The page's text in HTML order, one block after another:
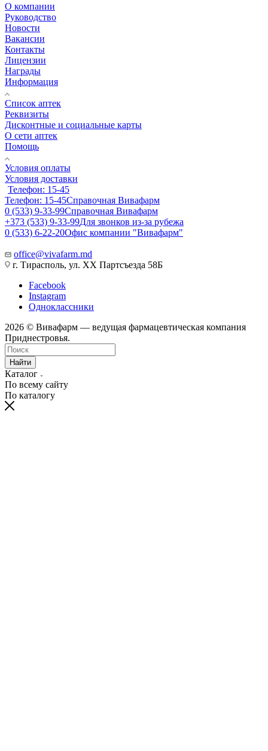
О компании
Руководство
Новости
Вакансии
Контакты
Лицензии
Награды
Информация
Список аптек
Реквизиты
Дисконтные и социальные карты
О сети аптек
Помощь
Условия оплаты
Условия доставки
Телефон: 15-45
Телефон: 15-45Справочная Вивафарм
0 (533) 9-33-99Справочная Вивафарм
+373 (533) 9-33-99Для звонков из-за рубежа
0 (533) 6-22-20Офис компании "Вивафарм"
office@vivafarm.md
г. Тирасполь, ул. ХХ Партсъезда 58Б
Facebook
Instagram
Одноклассники
2026 © Вивафарм — ведущая фармацевтическая компания
Приднестровья.
Найти
Каталог
По всему сайту
По каталогу